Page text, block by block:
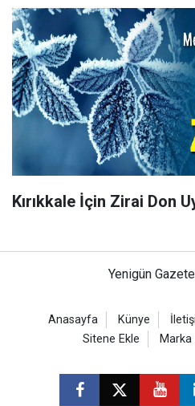
Kırıkkale İçin Zirai Don
Yenigün
Anasayfa Künye
Sitene Ekle